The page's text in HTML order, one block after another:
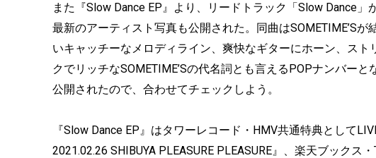
また『Slow Dance EP』より、リードトラック「Slow Dance」
最新のアーティスト写真も公開された。同曲はSOMETIME’S
いキャッチーなメロディライン、爽快なギターにホーン、ス
クでリッチなSOMETIME’Sの代名詞とも言えるPOPナンバー
公開されたので、合わせてチェックしよう。
『Slow Dance EP』はタワーレコード・HMV共通特典として
2021.02.26 SHIBUYA PLEASURE PLEASURE』、楽天ブックス